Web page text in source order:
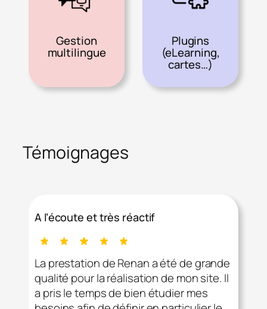
Gestion
multilingue
Plugins
(eLearning,
cartes…)
Témoignages
A l’écoute et très réactif
La prestation de Renan a été de grande
qualité pour la réalisation de mon site. Il
a pris le temps de bien étudier mes